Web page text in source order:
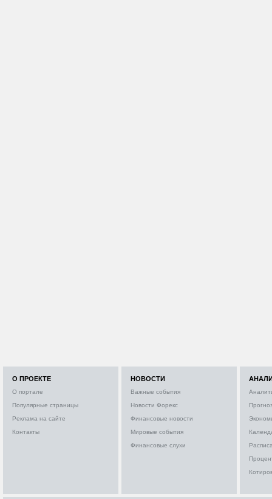
О ПРОЕКТЕ
О портале
Популярные страницы
Реклама на сайте
Контакты
НОВОСТИ
Важные события
Новости Форекс
Финансовые новости
Мировые события
Финансовые слухи